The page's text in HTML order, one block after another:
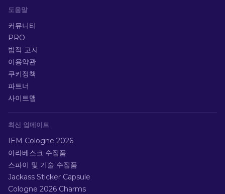
도움말
커뮤니티
PRO
법적 고지
이용약관
쿠키정책
파트너
사이트맵
최신 업데이트
IEM Cologne 2026
아라베스크 수집품
스파이 및 기술 수집품
Jackass Sticker Capsule
Cologne 2026 Charms